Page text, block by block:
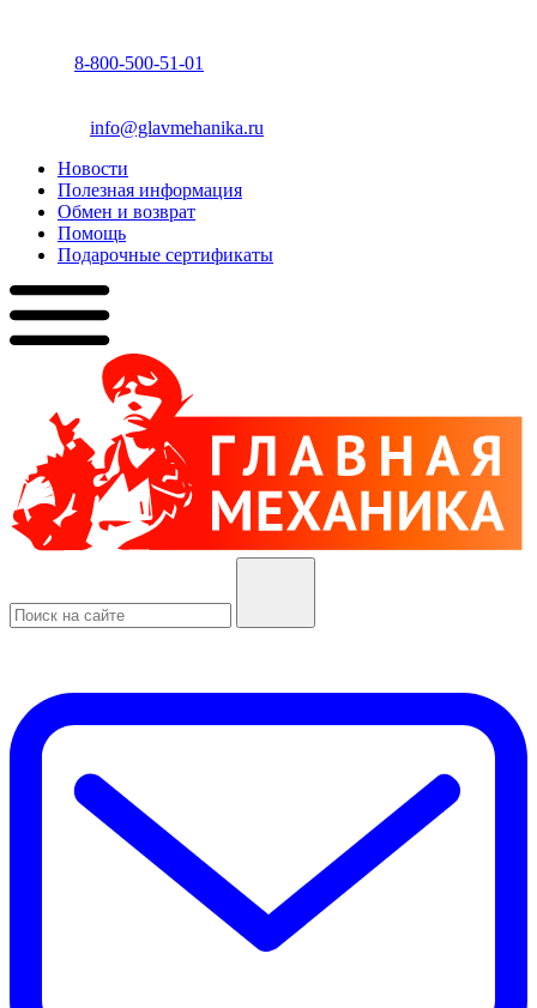
8-800-500-51-01
info@glavmehanika.ru
Новости
Полезная информация
Обмен и возврат
Помощь
Подарочные сертификаты